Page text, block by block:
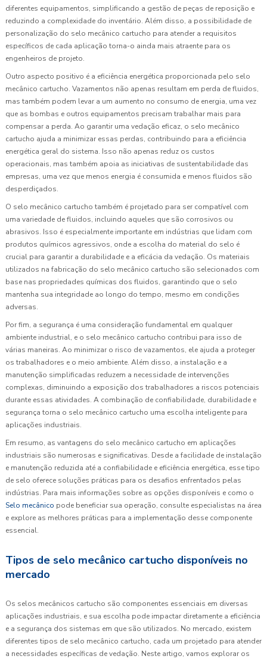
diferentes equipamentos, simplificando a gestão de peças de reposição e
reduzindo a complexidade do inventário. Além disso, a possibilidade de
personalização do selo mecânico cartucho para atender a requisitos
específicos de cada aplicação torna-o ainda mais atraente para os
engenheiros de projeto.
Outro aspecto positivo é a eficiência energética proporcionada pelo selo
mecânico cartucho. Vazamentos não apenas resultam em perda de fluidos,
mas também podem levar a um aumento no consumo de energia, uma vez
que as bombas e outros equipamentos precisam trabalhar mais para
compensar a perda. Ao garantir uma vedação eficaz, o selo mecânico
cartucho ajuda a minimizar essas perdas, contribuindo para a eficiência
energética geral do sistema. Isso não apenas reduz os custos
operacionais, mas também apoia as iniciativas de sustentabilidade das
empresas, uma vez que menos energia é consumida e menos fluidos são
desperdiçados.
O selo mecânico cartucho também é projetado para ser compatível com
uma variedade de fluidos, incluindo aqueles que são corrosivos ou
abrasivos. Isso é especialmente importante em indústrias que lidam com
produtos químicos agressivos, onde a escolha do material do selo é
crucial para garantir a durabilidade e a eficácia da vedação. Os materiais
utilizados na fabricação do selo mecânico cartucho são selecionados com
base nas propriedades químicas dos fluidos, garantindo que o selo
mantenha sua integridade ao longo do tempo, mesmo em condições
adversas.
Por fim, a segurança é uma consideração fundamental em qualquer
ambiente industrial, e o selo mecânico cartucho contribui para isso de
várias maneiras. Ao minimizar o risco de vazamentos, ele ajuda a proteger
os trabalhadores e o meio ambiente. Além disso, a instalação e a
manutenção simplificadas reduzem a necessidade de intervenções
complexas, diminuindo a exposição dos trabalhadores a riscos potenciais
durante essas atividades. A combinação de confiabilidade, durabilidade e
segurança torna o selo mecânico cartucho uma escolha inteligente para
aplicações industriais.
Em resumo, as vantagens do selo mecânico cartucho em aplicações
industriais são numerosas e significativas. Desde a facilidade de instalação
e manutenção reduzida até a confiabilidade e eficiência energética, esse tipo
de selo oferece soluções práticas para os desafios enfrentados pelas
indústrias. Para mais informações sobre as opções disponíveis e como o
Selo mecânico pode beneficiar sua operação, consulte especialistas na área
e explore as melhores práticas para a implementação desse componente
essencial.
Tipos de selo mecânico cartucho disponíveis no
mercado
Os selos mecânicos cartucho são componentes essenciais em diversas
aplicações industriais, e sua escolha pode impactar diretamente a eficiência
e a segurança dos sistemas em que são utilizados. No mercado, existem
diferentes tipos de selo mecânico cartucho, cada um projetado para atender
a necessidades específicas de vedação. Neste artigo, vamos explorar os